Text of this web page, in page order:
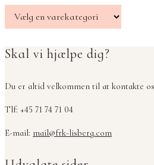
Skal vi hjælpe dig?
Du er altid velkommen til at kontakte
Tlf: +45 71 74 71 04
E-mail: mail@frk-lisberg.com